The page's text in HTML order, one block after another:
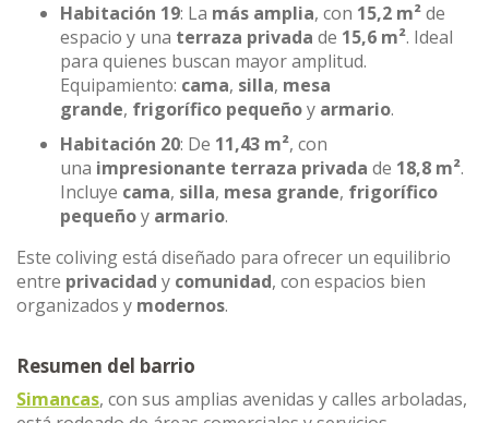
Habitación 19: La más amplia, con 15,2 m²de
espacio y una terraza privada de 15,6 m². Ideal
para quienes buscan mayor amplitud.
Equipamiento: cama, silla, mesa
grande, frigorífico pequeñoy armario.
Habitación 20: De 11,43 m², con
una impresionante terraza privada de 18,8 m².
Incluye cama, silla, mesa grande, frigorífico
pequeñoy armario.
Este coliving está diseñado para ofrecer un equilibrio
entre privacidad y comunidad, con espacios bien
organizados y modernos.
Resumen del barrio
Simancas, con sus amplias avenidas y calles arboladas,